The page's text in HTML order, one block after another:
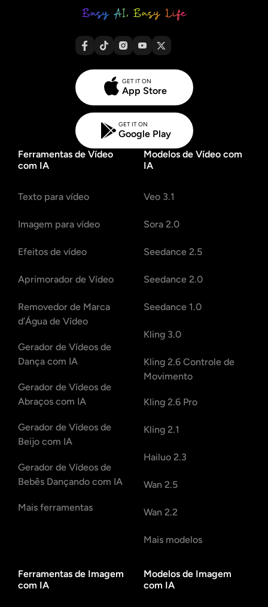
GET IT ON
App Store
GET IT ON
Google Play
Ferramentas de Vídeo
com IA
Texto para vídeo
Imagem para vídeo
Efeitos de vídeo
Aprimorador de Vídeo
Removedor de Marca
d’Água de Vídeo
Gerador de Vídeos de
Dança com IA
Gerador de Vídeos de
Abraços com IA
Gerador de Vídeos de
Beijo com IA
Gerador de Vídeos de
Bebês Dançando com IA
Mais ferramentas
Modelos de Vídeo com
IA
Veo 3.1
Sora 2.0
Seedance 2.5
Seedance 2.0
Seedance 1.0
Kling 3.0
Kling 2.6 Controle de
Movimento
Kling 2.6 Pro
Kling 2.1
Hailuo 2.3
Wan 2.5
Wan 2.2
Mais modelos
Ferramentas de Imagem
com IA
Modelos de Imagem
com IA